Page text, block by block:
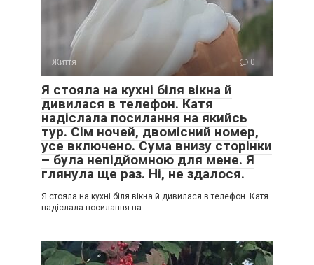
Життя 0
Я стояла на кухні біля вікна й
дивилася в телефон. Катя
надіслала посилання на якийсь
тур. Сім ночей, двомісний номер,
усе включено. Сума внизу сторінки
– була непідйомною для мене. Я
глянула ще раз. Ні, не здалося.
Я стояла на кухні біля вікна й дивилася в телефон. Катя
надіслала посилання на